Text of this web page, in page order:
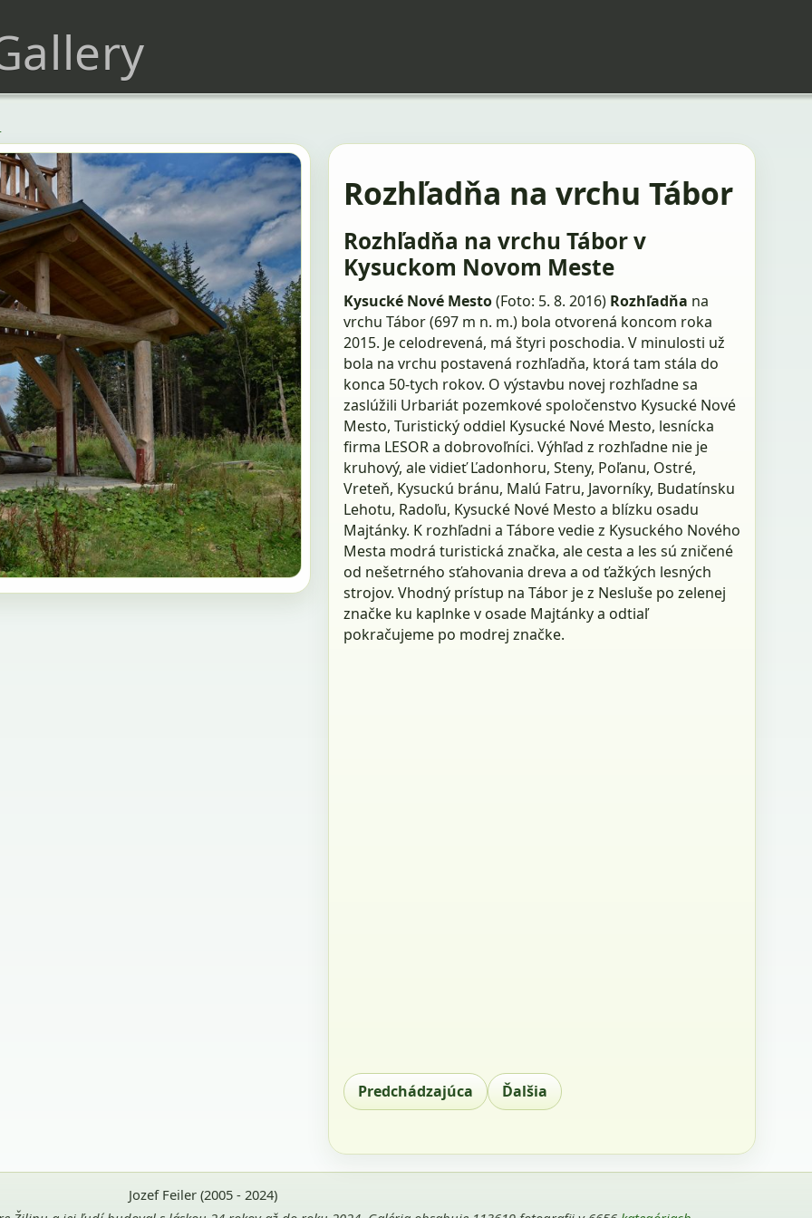
Rozhľadňa na vrchu Tábor
Rozhľadňa na vrchu Tábor v
Kysuckom Novom Meste
Kysucké Nové Mesto(Foto: 5. 8. 2016) Rozhľadňa na
vrchu Tábor (697 m n. m.) bola otvorená koncom roka
2015. Je celodrevená, má štyri poschodia. V minulosti už
bola na vrchu postavená rozhľadňa, ktorá tam stála do
konca 50-tych rokov. O výstavbu novej rozhľadne sa
zaslúžili Urbariát pozemkové spoločenstvo Kysucké Nové
Mesto, Turistický oddiel Kysucké Nové Mesto, lesnícka
firma LESOR a dobrovoľníci. Výhľad z rozhľadne nie je
kruhový, ale vidieť Ľadonhoru, Steny, Poľanu, Ostré,
Vreteň, Kysuckú bránu, Malú Fatru, Javorníky, Budatínsku
Lehotu, Radoľu, Kysucké Nové Mesto a blízku osadu
Majtánky. K rozhľadni a Tábore vedie z Kysuckého Nového
Mesta modrá turistická značka, ale cesta a les sú zničené
od nešetrného sťahovania dreva a od ťažkých lesných
strojov. Vhodný prístup na Tábor je z Nesluše po zelenej
značke ku kaplnke v osade Majtánky a odtiaľ
pokračujeme po modrej značke.
Predchádzajúca Ďalšia
Jozef Feiler (2005 - 2024)